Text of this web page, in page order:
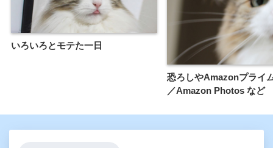
いろいろとモテた一日
恐ろしやAmazonプライ
／Amazon Photos など